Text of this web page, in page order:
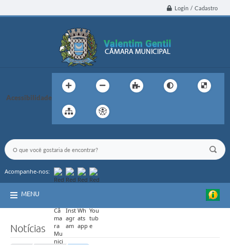
Login / Cadastro
Acessibilidade
Acompanhe-nos:
MENU
Notícias